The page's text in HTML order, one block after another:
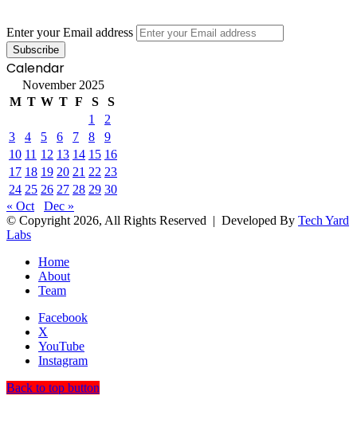
Enter your Email address
Calendar
November 2025
M T W T F S
S
1
2
3
4 5 6 7 8
9
10 11 12 13 14 15 16
17 18 19 20 21 22 23
24 25 26 27 28 29 30
« Oct
Dec »
© Copyright 2026, All Rights Reserved | Developed By Tech Yard
Labs
Home
About
Team
Facebook
X
YouTube
Instagram
Back to top button